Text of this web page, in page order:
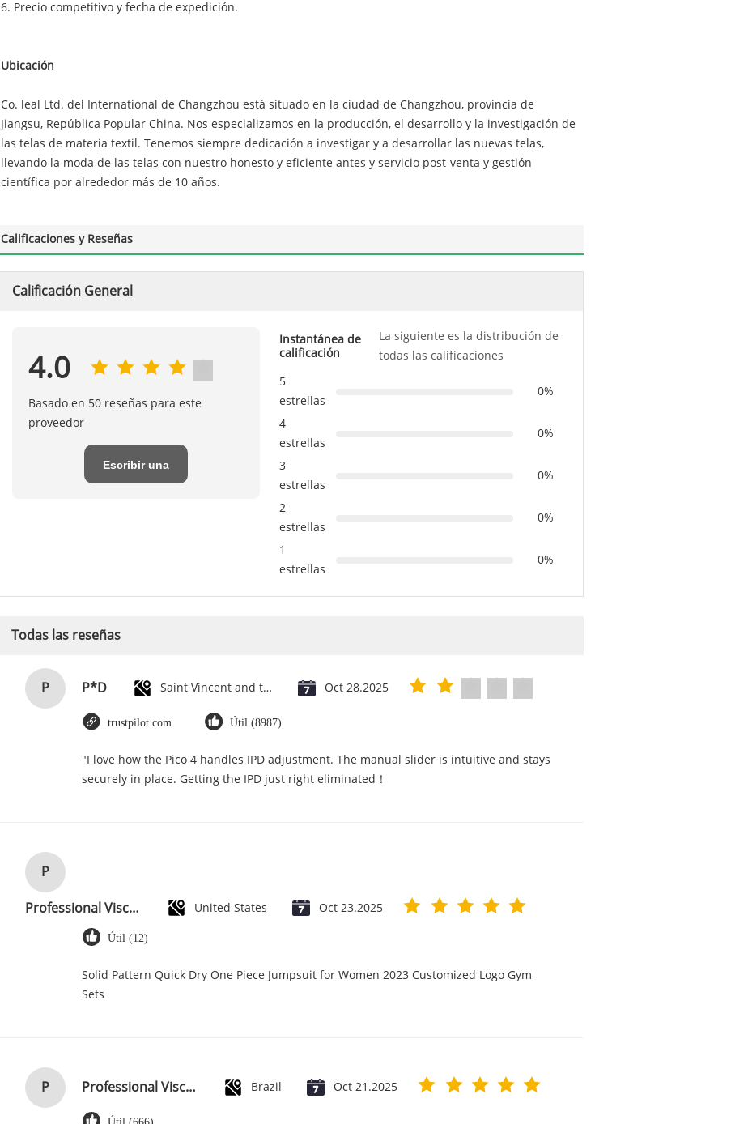
6. Precio competitivo y fecha de expedición.
Ubicación
Co. leal Ltd. del International de Changzhou está situado en la ciudad de Changzhou, provincia de
Jiangsu, República Popular China. Nos especializamos en la producción, el desarrollo y la investigación de
las telas de materia textil. Tenemos siempre dedicación a investigar y a desarrollar las nuevas telas,
llevando la moda de las telas con nuestro honesto y eficiente antes y servicio post-venta y gestión
científica por alrededor más de 10 años.
Calificaciones y Reseñas
Calificación General
4.0
Basado en 50 reseñas para este
proveedor
Escribir una
Instantánea de
calificación
La siguiente es la distribución de
todas las calificaciones
5
estrellas
0%
4
estrellas
0%
3
estrellas
0%
2
estrellas
0%
1
estrellas
0%
Todas las reseñas
P P*D Saint Vincent and the Grenadines Oct 28.2025
trustpilot.com Útil (8987)
"I love how the Pico 4 handles IPD adjustment. The manual slider is intuitive and stays
securely in place. Getting the IPD just right eliminated！
P
Professional Viscose Rayon Fabric Floral Apparel Fabric 118D+20D United States Oct 23.2025
Útil (12)
Solid Pattern Quick Dry One Piece Jumpsuit for Women 2023 Customized Logo Gym
Sets
P Professional Viscose Rayon Fabric Floral Apparel Fabric 118D+20D Brazil Oct 21.2025